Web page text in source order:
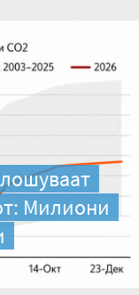
Милиони